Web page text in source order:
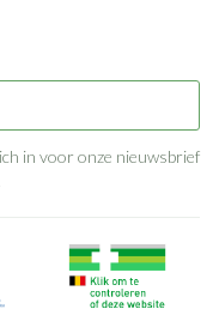
in voor onze nieuwsbrief